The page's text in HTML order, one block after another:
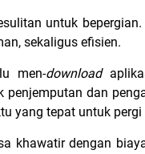
untuk
sekaligus efisien.
men-download
dan
yang tepat untuk
khawatir dengan